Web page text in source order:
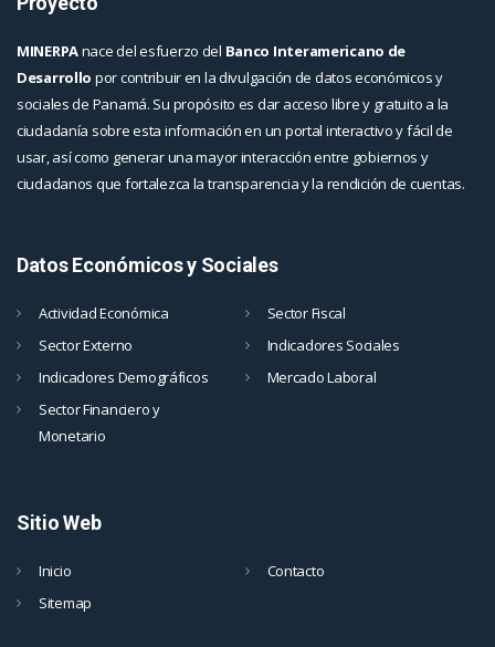
MINERPAnace del esfuerzo del Banco Interamericano de
Desarrollo por contribuir en la divulgación de datos económicos y
sociales de Panamá. Su propósito es dar acceso libre y gratuito a la
ciudadanía sobre esta información en un portal interactivo y fácil de
usar, así como generar una mayor interacción entre gobiernos y
ciudadanos que fortalezca la transparencia y la rendición de cuentas.
Datos Económicos y Sociales
Actividad Económica
Sector Fiscal
Sector Externo
Indicadores Sociales
Indicadores Demográficos
Mercado Laboral
Sector Financiero y
Monetario
Sitio Web
Inicio
Contacto
Sitemap